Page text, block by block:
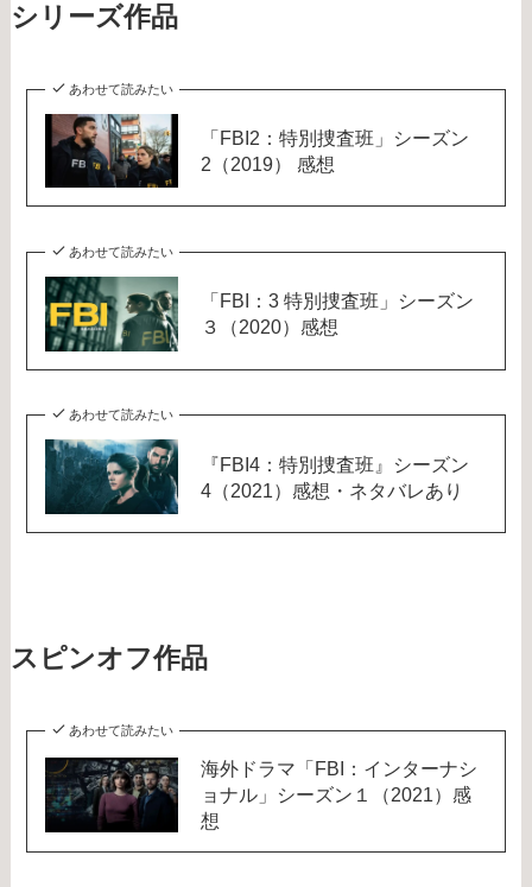
シリーズ作品
あわせて読みたい
「FBI2：特別捜査班」シーズン
2（2019） 感想
あわせて読みたい
「FBI：3 特別捜査班」シーズン
３（2020）感想
あわせて読みたい
『FBI4：特別捜査班』シーズン
4（2021）感想・ネタバレあり
スピンオフ作品
あわせて読みたい
海外ドラマ「FBI：インターナシ
ョナル」シーズン１（2021）感
想